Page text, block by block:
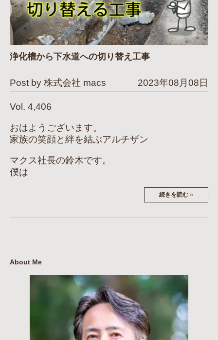
浄化槽から下水道への切り替え工事
Post by 株式会社 macs 2023年08月08日
Vol. 4,406
おはようございます。
家族の笑顔と絆を結ぶアルチザン
マクス社長の鈴木です。
僕は
続きを読む »
About Me